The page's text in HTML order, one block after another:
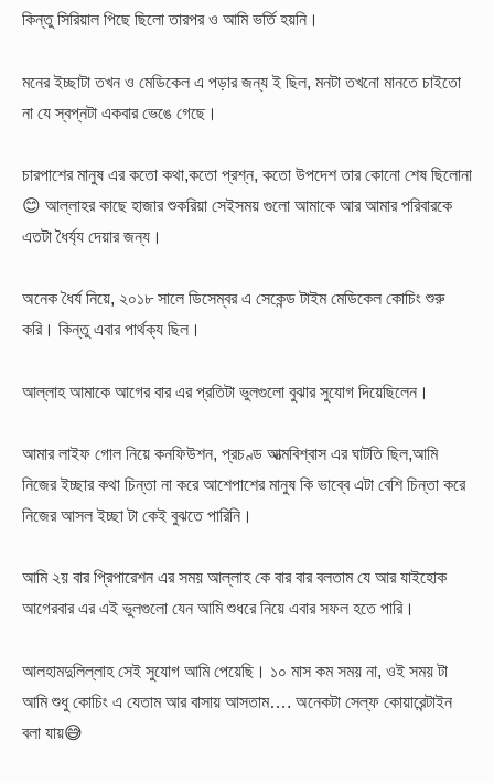
কিন্তু সিরিয়াল পিছে ছিলো তারপর ও আমি ভর্তি হয়নি।
মনের ইচ্ছাটা তখন ও মেডিকেল এ পড়ার জন্য ই ছিল, মনটা তখনো মানতে চাইতো
না যে স্বপ্নটা একবার ভেঙে গেছে।
চারপাশের মানুষ এর কতো কথা,কতো প্রশ্ন, কতো উপদেশ তার কোনো শেষ ছিলোনা
😊 আল্লাহর কাছে হাজার শুকরিয়া সেইসময় গুলো আমাকে আর আমার পরিবারকে
এতটা ধৈর্য্য দেয়ার জন্য।
অনেক ধৈর্য নিয়ে, ২০১৮ সালে ডিসেম্বর এ সেকেন্ড টাইম মেডিকেল কোচিং শুরু
করি। কিন্তু এবার পার্থক্য ছিল।
আল্লাহ আমাকে আগের বার এর প্রতিটা ভুলগুলো বুঝার সুযোগ দিয়েছিলেন।
আমার লাইফ গোল নিয়ে কনফিউশন, প্রচণ্ড আত্মবিশ্বাস এর ঘাটতি ছিল,আমি
নিজের ইচ্ছার কথা চিন্তা না করে আশেপাশের মানুষ কি ভাব্বে এটা বেশি চিন্তা করে
নিজের আসল ইচ্ছা টা কেই বুঝতে পারিনি।
আমি ২য় বার প্রিপারেশন এর সময় আল্লাহ কে বার বার বলতাম যে আর যাইহোক
আগেরবার এর এই ভুলগুলো যেন আমি শুধরে নিয়ে এবার সফল হতে পারি।
আলহামদুলিল্লাহ সেই সুযোগ আমি পেয়েছি। ১০ মাস কম সময় না, ওই সময় টা
আমি শুধু কোচিং এ যেতাম আর বাসায় আসতাম…. অনেকটা সেল্ফ কোয়ারেন্টাইন
বলা যায়😅